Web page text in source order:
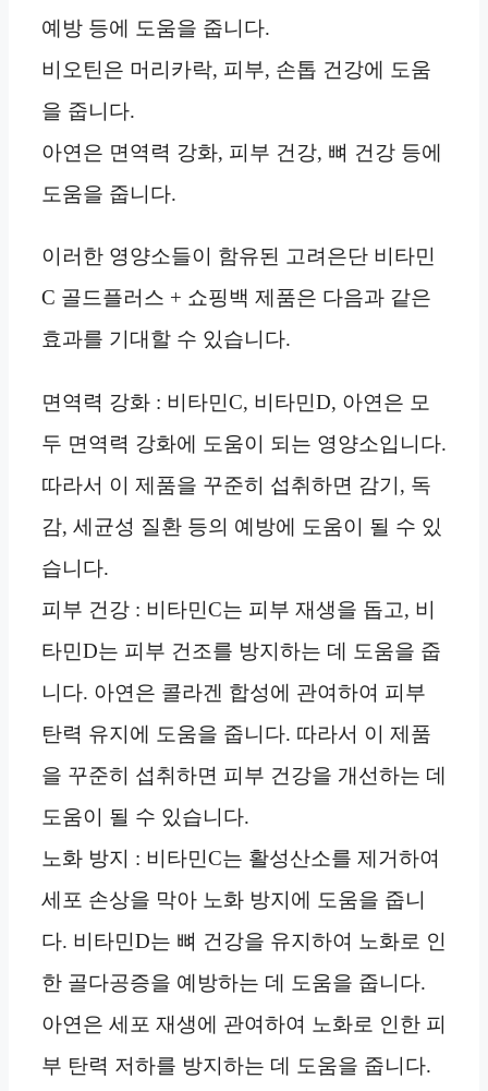
예방 등에 도움을 줍니다.
비오틴은 머리카락, 피부, 손톱 건강에 도움
을 줍니다.
아연은 면역력 강화, 피부 건강, 뼈 건강 등에
도움을 줍니다.
이러한 영양소들이 함유된 고려은단 비타민
C 골드플러스 + 쇼핑백 제품은 다음과 같은
효과를 기대할 수 있습니다.
면역력 강화 : 비타민C, 비타민D, 아연은 모
두 면역력 강화에 도움이 되는 영양소입니다.
따라서 이 제품을 꾸준히 섭취하면 감기, 독
감, 세균성 질환 등의 예방에 도움이 될 수 있
습니다.
피부 건강 : 비타민C는 피부 재생을 돕고, 비
타민D는 피부 건조를 방지하는 데 도움을 줍
니다. 아연은 콜라겐 합성에 관여하여 피부
탄력 유지에 도움을 줍니다. 따라서 이 제품
을 꾸준히 섭취하면 피부 건강을 개선하는 데
도움이 될 수 있습니다.
노화 방지 : 비타민C는 활성산소를 제거하여
세포 손상을 막아 노화 방지에 도움을 줍니
다. 비타민D는 뼈 건강을 유지하여 노화로 인
한 골다공증을 예방하는 데 도움을 줍니다.
아연은 세포 재생에 관여하여 노화로 인한 피
부 탄력 저하를 방지하는 데 도움을 줍니다.